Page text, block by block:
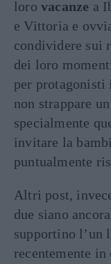
loro vacanze a
e Vittoria e
condividere
dei loro
per protagonisti
non strappare un
specialmente
invitare la
puntualmente
Altri post,
due siano ancora
supportino l’un
recentemente in